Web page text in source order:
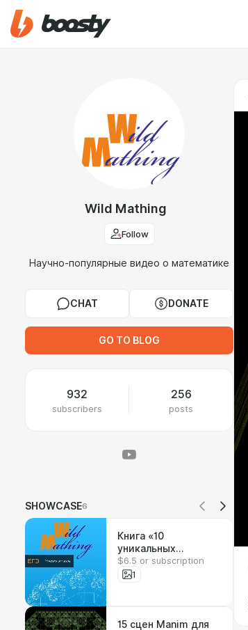
Wild Mathing
Follow
Научно-популярные видео о математике
CHAT DONATE
GO TO BLOG
932
subscribers
256
posts
SHOWCASE6
Книга «10
уникальных
вариантов»
$6.5 or subscription
1
15 сцен Manim для